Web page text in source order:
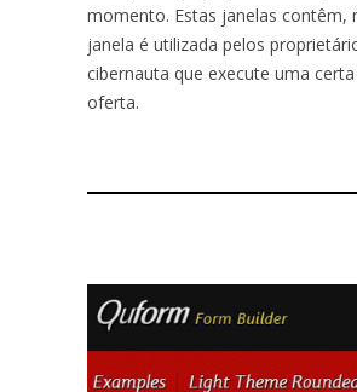
momento. Estas janelas contêm,
janela é utilizada pelos
cibernauta que execute uma
oferta.